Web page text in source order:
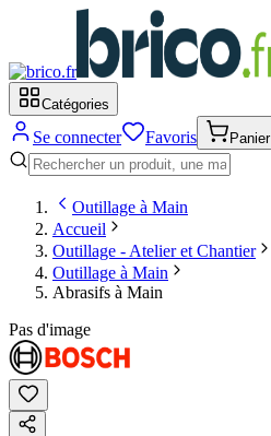
Catégories
Se connecter Favoris Panier
Outillage à Main
Accueil
Outillage - Atelier et Chantier
Outillage à Main
Abrasifs à Main
Pas d'image